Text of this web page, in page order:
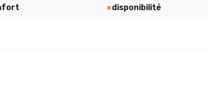
disponibilité